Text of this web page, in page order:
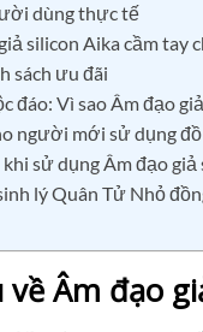
dùng thực tế
silicon Aika cầm tay
sách ưu đãi
đáo: Vì sao Âm đạo
người mới sử dụng
sử dụng Âm đạo
lý Quân Tử Nhỏ
về Âm đạo